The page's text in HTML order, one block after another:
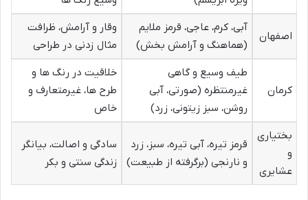
اصفهان
آبی، کرم، عاجی، قرمز ملایم
(هماهنگ و آرامش بخش)
وقار و آرامش، ظرافت
مثال زدنی در طراحی
کرمان
طیف وسیع و گاهی
غیرمنتظره (صورتی، آبی
روشن، سبز زیتونی، زرد)
خلاقیت در رنگ ها و
طرح ها، غیرمتعارف و
خاص
بختیاری
و
عشایری
قرمز تیره، آبی تیره، سبز، زرد
و نارنجی (برگرفته از طبیعت)
سادگی و اصالت، بیانگر
زندگی سنتی و بکر